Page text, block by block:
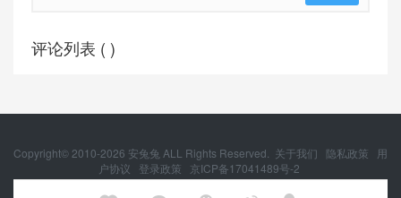
评论列表 ( )
Copyright© 2010-2026 安兔兔 ALL Rights Reserved. 关于我们 隐私政策
用
户协议
登录政策
京ICP备17041489号-2
京公网安备 11010502054377号